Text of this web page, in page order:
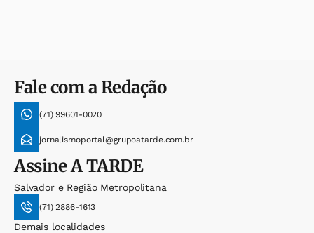
Fale com a Redação
(71) 99601-0020
jornalismoportal@grupoatarde.com.br
AssineA TARDE
Salvador e Região Metropolitana
(71) 2886-1613
Demais localidades